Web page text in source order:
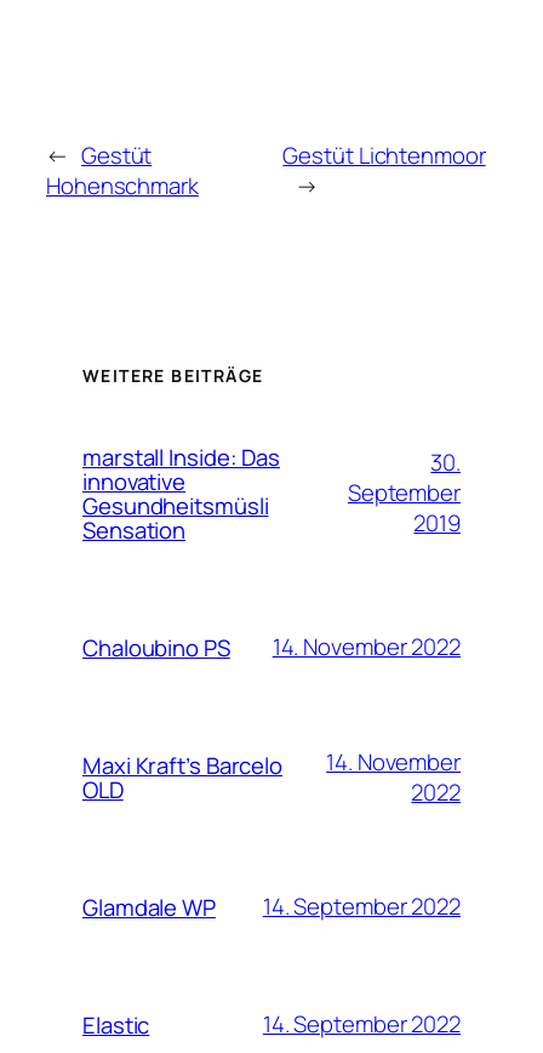
← Gestüt
Hohenschmark
Gestüt Lichtenmoor
→
WEITERE BEITRÄGE
marstall Inside: Das
innovative
Gesundheitsmüsli
Sensation
30.
September
2019
Chaloubino PS 14. November 2022
Maxi Kraft’s Barcelo
OLD
14. November
2022
Glamdale WP 14. September 2022
Elastic 14. September 2022